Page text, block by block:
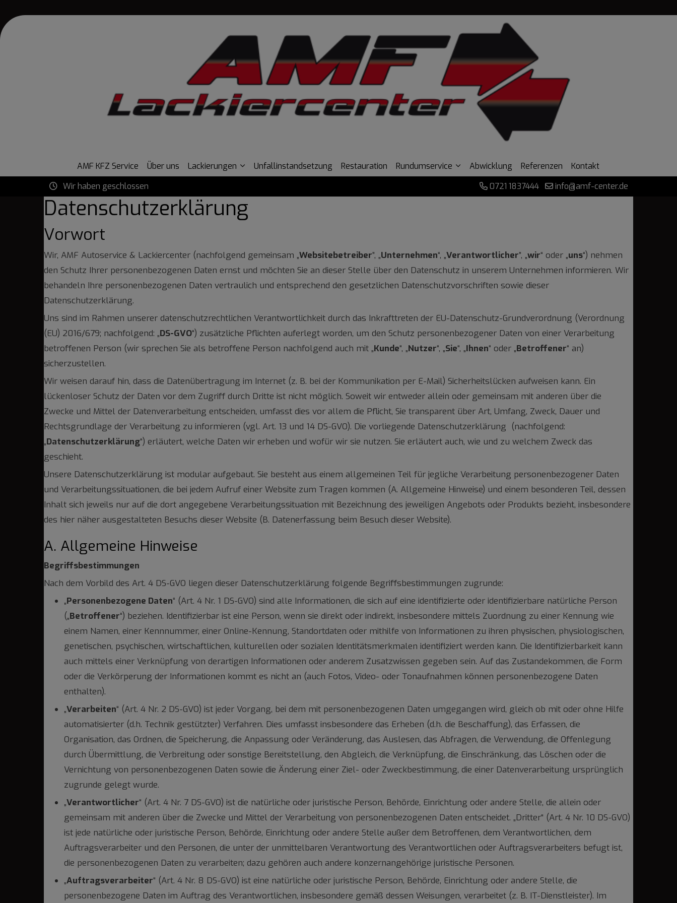
AMF KFZ Service Über uns Lackierungen Unfallinstandsetzung Restauration Rundumservice Abwicklung Referenzen
Kontakt
Wir haben geschlossen
0721 1837444 info@amf-center.de
Datenschutzerklärung
Vorwort
Wir, AMF Autoservice & Lackiercenter (nachfolgend gemeinsam „Websitebetreiber”, „Unternehmen“, „Verantwortlicher”, „wir“ oder „uns“) nehmen
den Schutz Ihrer personenbezogenen Daten ernst und möchten Sie an dieser Stelle über den Datenschutz in unserem Unternehmen informieren. Wir
behandeln Ihre personenbezogenen Daten vertraulich und entsprechend den gesetzlichen Datenschutzvorschriften sowie dieser
Datenschutzerklärung.
Uns sind im Rahmen unserer datenschutzrechtlichen Verantwortlichkeit durch das Inkrafttreten der EU-Datenschutz-Grundverordnung (Verordnung
(EU) 2016/679; nachfolgend: „DS-GVO“) zusätzliche Pflichten auferlegt worden, um den Schutz personenbezogener Daten von einer Verarbeitung
betroffenen Person (wir sprechen Sie als betroffene Person nachfolgend auch mit „Kunde“, „Nutzer“, „Sie“, „Ihnen“ oder „Betroffener“ an)
sicherzustellen.
Wir weisen darauf hin, dass die Datenübertragung im Internet (z. B. bei der Kommunikation per E-Mail) Sicherheitslücken aufweisen kann. Ein
lückenloser Schutz der Daten vor dem Zugriff durch Dritte ist nicht möglich. Soweit wir entweder allein oder gemeinsam mit anderen über die
Zwecke und Mittel der Datenverarbeitung entscheiden, umfasst dies vor allem die Pflicht, Sie transparent über Art, Umfang, Zweck, Dauer und
Rechtsgrundlage der Verarbeitung zu informieren (vgl. Art. 13 und 14 DS-GVO). Die vorliegende Datenschutzerklärung (nachfolgend:
„Datenschutzerklärung“) erläutert, welche Daten wir erheben und wofür wir sie nutzen. Sie erläutert auch, wie und zu welchem Zweck das
geschieht.
Unsere Datenschutzerklärung ist modular aufgebaut. Sie besteht aus einem allgemeinen Teil für jegliche Verarbeitung personenbezogener Daten
und Verarbeitungssituationen, die bei jedem Aufruf einer Website zum Tragen kommen (A. Allgemeine Hinweise) und einem besonderen Teil, dessen
Inhalt sich jeweils nur auf die dort angegebene Verarbeitungssituation mit Bezeichnung des jeweiligen Angebots oder Produkts bezieht, insbesondere
des hier näher ausgestalteten Besuchs dieser Website (B. Datenerfassung beim Besuch dieser Website).
A. Allgemeine Hinweise
Begriffsbestimmungen
Nach dem Vorbild des Art. 4 DS-GVO liegen dieser Datenschutzerklärung folgende Begriffsbestimmungen zugrunde:
„Personenbezogene Daten“ (Art. 4 Nr. 1 DS-GVO) sind alle Informationen, die sich auf eine identifizierte oder identifizierbare natürliche Person
(„Betroffener“) beziehen. Identifizierbar ist eine Person, wenn sie direkt oder indirekt, insbesondere mittels Zuordnung zu einer Kennung wie
einem Namen, einer Kennnummer, einer Online-Kennung, Standortdaten oder mithilfe von Informationen zu ihren physischen, physiologischen,
genetischen, psychischen, wirtschaftlichen, kulturellen oder sozialen Identitätsmerkmalen identifiziert werden kann. Die Identifizierbarkeit kann
auch mittels einer Verknüpfung von derartigen Informationen oder anderem Zusatzwissen gegeben sein. Auf das Zustandekommen, die Form
oder die Verkörperung der Informationen kommt es nicht an (auch Fotos, Video- oder Tonaufnahmen können personenbezogene Daten
enthalten).
„Verarbeiten“ (Art. 4 Nr. 2 DS-GVO) ist jeder Vorgang, bei dem mit personenbezogenen Daten umgegangen wird, gleich ob mit oder ohne Hilfe
automatisierter (d.h. Technik gestützter) Verfahren. Dies umfasst insbesondere das Erheben (d.h. die Beschaffung), das Erfassen, die
Organisation, das Ordnen, die Speicherung, die Anpassung oder Veränderung, das Auslesen, das Abfragen, die Verwendung, die Offenlegung
durch Übermittlung, die Verbreitung oder sonstige Bereitstellung, den Abgleich, die Verknüpfung, die Einschränkung, das Löschen oder die
Vernichtung von personenbezogenen Daten sowie die Änderung einer Ziel- oder Zweckbestimmung, die einer Datenverarbeitung ursprünglich
zugrunde gelegt wurde.
„Verantwortlicher“ (Art. 4 Nr. 7 DS-GVO) ist die natürliche oder juristische Person, Behörde, Einrichtung oder andere Stelle, die allein oder
gemeinsam mit anderen über die Zwecke und Mittel der Verarbeitung von personenbezogenen Daten entscheidet. „Dritter“ (Art. 4 Nr. 10 DS-GVO)
ist jede natürliche oder juristische Person, Behörde, Einrichtung oder andere Stelle außer dem Betroffenen, dem Verantwortlichen, dem
Auftragsverarbeiter und den Personen, die unter der unmittelbaren Verantwortung des Verantwortlichen oder Auftragsverarbeiters befugt ist,
die personenbezogenen Daten zu verarbeiten; dazu gehören auch andere konzernangehörige juristische Personen.
„Auftragsverarbeiter“ (Art. 4 Nr. 8 DS-GVO) ist eine natürliche oder juristische Person, Behörde, Einrichtung oder andere Stelle, die
personenbezogene Daten im Auftrag des Verantwortlichen, insbesondere gemäß dessen Weisungen, verarbeitet (z. B. IT-Dienstleister). Im